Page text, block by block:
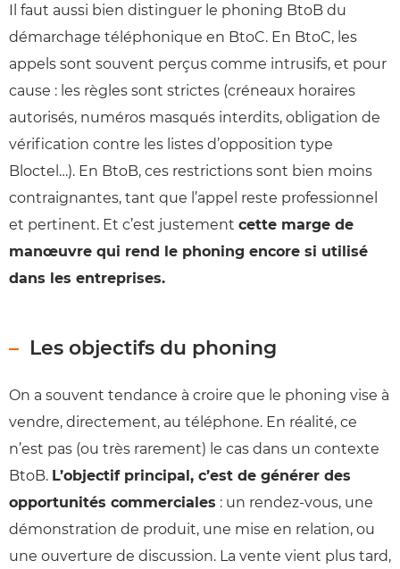
Il faut aussi bien distinguer le phoning BtoB du
démarchage téléphonique en BtoC. En BtoC, les
appels sont souvent perçus comme intrusifs, et pour
cause : les règles sont strictes (créneaux horaires
autorisés, numéros masqués interdits, obligation de
vérification contre les listes d’opposition type
Bloctel…). En BtoB, ces restrictions sont bien moins
contraignantes, tant que l’appel reste professionnel
et pertinent. Et c’est justement cette marge de
manœuvre qui rend le phoning encore si utilisé
dans les entreprises.
Les objectifs du phoning
On a souvent tendance à croire que le phoning vise à
vendre, directement, au téléphone. En réalité, ce
n’est pas (ou très rarement) le cas dans un contexte
BtoB. L’objectif principal, c’est de générer des
opportunités commerciales : un rendez-vous, une
démonstration de produit, une mise en relation, ou
une ouverture de discussion. La vente vient plus tard,